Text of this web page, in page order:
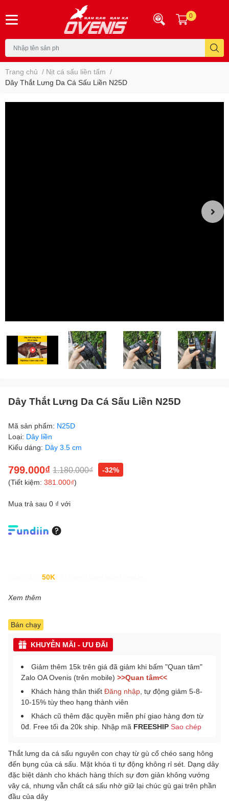
0
Trang chủ / Nịt cá sấu liền tấm /
Dây Thắt Lưng Da Cá Sấu Liền N25D
Dây Thắt Lưng Da Cá Sấu Liền N25D
Mã sản phẩm: N25D
Loại: Dây liền
Kiểu dáng: Dây 3.5 cm
799.000₫ 1.180.000₫
-32%
(Tiết kiệm: 381.000₫)
Mua trả sau 0 ₫ với
50K
Xem thêm
Bán chạy
KHUYỄN MÃI - ƯU ĐÃI
Giảm thêm 15k trên giá đã giảm khi bấm "Quan tâm"
Zalo OA Ovenis (trên mobile) >>Quan tâm<<
Khách hàng thân thiết Đăng nhập , tự động giảm 5-8-
10-15% tùy theo hạng thành viên
Khách cũ thêm đặc quyền miễn phí giao hàng đơn từ
0đ. Free tối đa 20k ship. Nhập mã FREESHIP Sao chép
Thắt lưng da cá sấu nguyên con chạy từ gù cổ chéo sang hông
đến bụng của cá sấu. Mặt khóa tì tự động không rỉ sét. Dạng dây
đặc biệt dành cho khách hàng thích sự đơn giản không vướng
vây cá, nhưng vẫn chất cá sấu nhờ giữ lại chúc gù gai trên phần
đầu của dây